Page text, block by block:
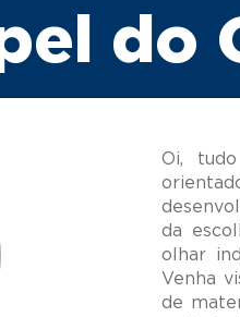
do
Oi,
da
olhar
Venha
de